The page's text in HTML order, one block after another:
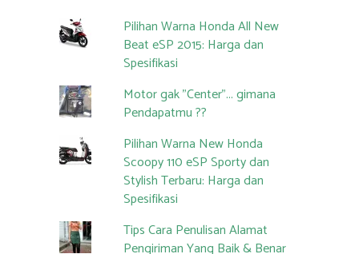
Pilihan Warna Honda All New
Beat eSP 2015: Harga dan
Spesifikasi
Motor gak "Center"... gimana
Pendapatmu ??
Pilihan Warna New Honda
Scoopy 110 eSP Sporty dan
Stylish Terbaru: Harga dan
Spesifikasi
Tips Cara Penulisan Alamat
Pengiriman Yang Baik & Benar